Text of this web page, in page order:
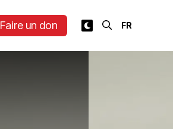
Faire un don